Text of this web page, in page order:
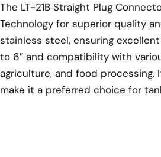
The LT-21B Straight Plug
Technology for superior quality
stainless steel, ensuring
to 6″ and compatibility with
agriculture, and food
make it a preferred choice for